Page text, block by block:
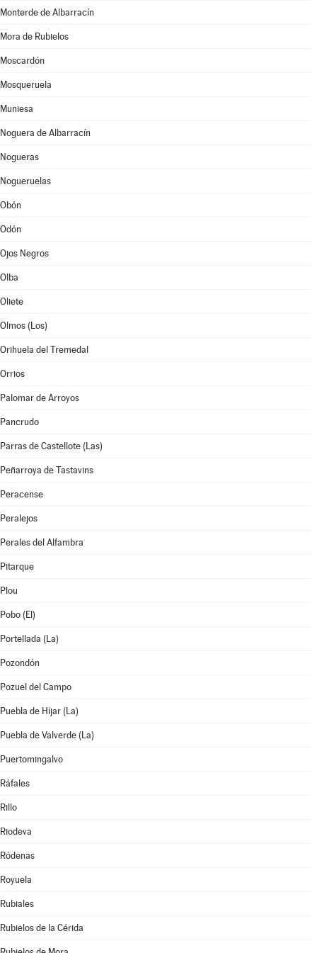
Monterde de Albarracín
Mora de Rubielos
Moscardón
Mosqueruela
Muniesa
Noguera de Albarracín
Nogueras
Nogueruelas
Obón
Odón
Ojos Negros
Olba
Oliete
Olmos (Los)
Orihuela del Tremedal
Orrios
Palomar de Arroyos
Pancrudo
Parras de Castellote (Las)
Peñarroya de Tastavins
Peracense
Peralejos
Perales del Alfambra
Pitarque
Plou
Pobo (El)
Portellada (La)
Pozondón
Pozuel del Campo
Puebla de Híjar (La)
Puebla de Valverde (La)
Puertomingalvo
Ráfales
Rillo
Riodeva
Ródenas
Royuela
Rubiales
Rubielos de la Cérida